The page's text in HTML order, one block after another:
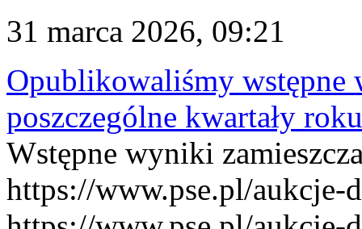
31 marca 2026, 09:21
Opublikowaliśmy
poszczególne kwartały
Wstępne wyniki
https://www.pse.pl/aukcje-